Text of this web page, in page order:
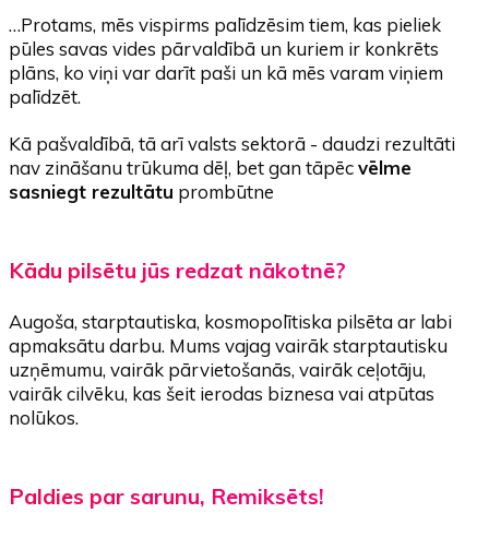
…Protams, mēs vispirms palīdzēsim tiem, kas pieliek
pūles savas vides pārvaldībā un kuriem ir konkrēts
plāns, ko viņi var darīt paši un kā mēs varam viņiem
palīdzēt.
Kā pašvaldībā, tā arī valsts sektorā - daudzi rezultāti
nav zināšanu trūkuma dēļ, bet gan tāpēcvēlme
sasniegt rezultātu prombūtne
Kādu pilsētu jūs redzat nākotnē?
Augoša, starptautiska, kosmopolītiska pilsēta ar labi
apmaksātu darbu. Mums vajag vairāk starptautisku
uzņēmumu, vairāk pārvietošanās, vairāk ceļotāju,
vairāk cilvēku, kas šeit ierodas biznesa vai atpūtas
nolūkos.
Paldies par sarunu, Remiksēts!